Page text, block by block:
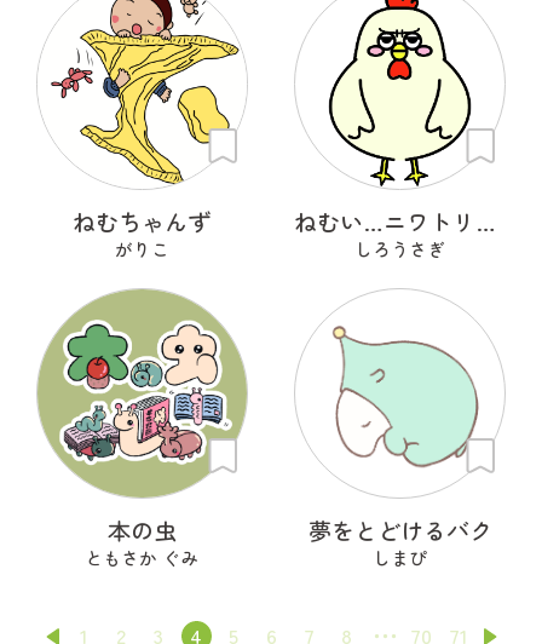
ねむちゃんず
がりこ
ねむい…ニワトリさん
しろうさぎ
本の虫
ともさか ぐみ
夢をとどけるバク
しまぴ
1 2 3 4 5 6 7 8 70 71